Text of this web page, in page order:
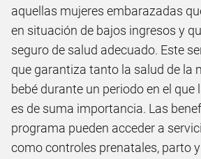
aquellas mujeres embarazadas
en situación de bajos ingresos y
seguro de salud adecuado. Este
que garantiza tanto la salud de la
bebé durante un periodo en el
es de suma importancia. Las
programa pueden acceder a
como controles prenatales, parto